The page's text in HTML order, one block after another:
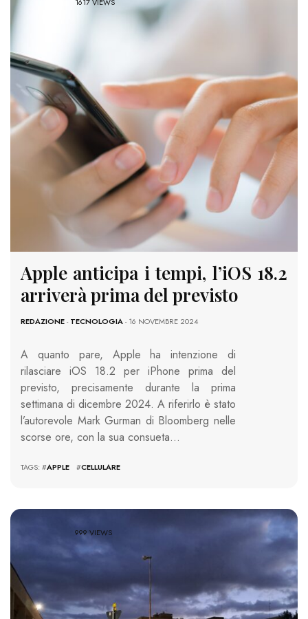
Apple anticipa i tempi, l’iOS 18.2
arriverà prima del previsto
REDAZIONE-TECNOLOGIA- 16 NOVEMBRE 2024
A quanto pare, Apple ha intenzione di
rilasciare iOS 18.2 per iPhone prima del
previsto, precisamente durante la prima
settimana di dicembre 2024. A riferirlo è stato
l’autorevole Mark Gurman di Bloomberg nelle
scorse ore, con la sua consueta…
TAGS: #APPLE #CELLULARE
999 VIEWS